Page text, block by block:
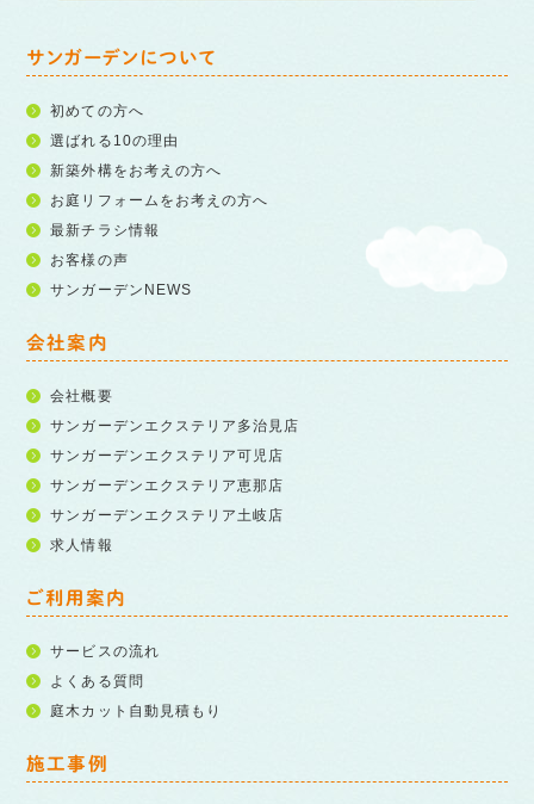
サンガーデンについて
初めての方へ
選ばれる10の理由
新築外構をお考えの方へ
お庭リフォームをお考えの方へ
最新チラシ情報
お客様の声
サンガーデンNEWS
会社案内
会社概要
サンガーデンエクステリア多治見店
サンガーデンエクステリア可児店
サンガーデンエクステリア恵那店
サンガーデンエクステリア土岐店
求人情報
ご利用案内
サービスの流れ
よくある質問
庭木カット自動見積もり
施工事例